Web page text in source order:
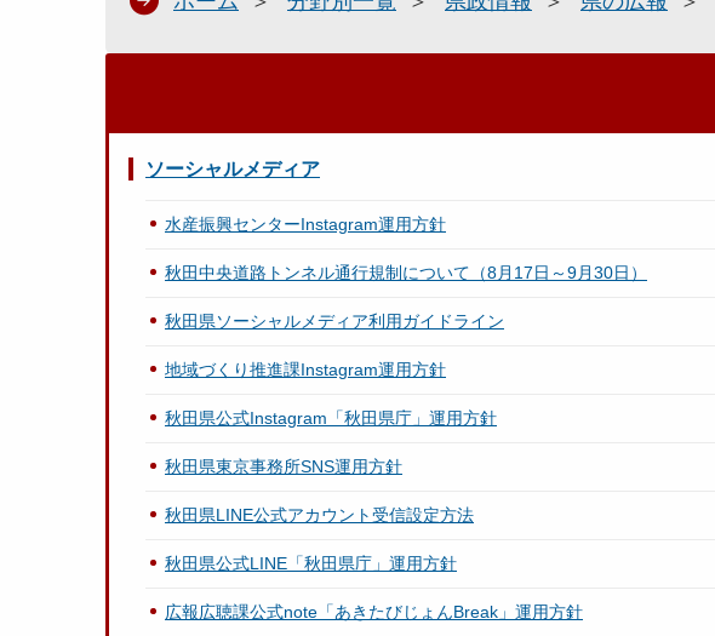
ソーシャルメディア
水産振興センターInstagram運用方針
秋田中央道路トンネル通行規制について（8月17日～9月30日）
秋田県ソーシャルメディア利用ガイドライン
地域づくり推進課Instagram運用方針
秋田県公式Instagram「秋田県庁」運用方針
秋田県東京事務所SNS運用方針
秋田県LINE公式アカウント受信設定方法
秋田県公式LINE「秋田県庁」運用方針
広報広聴課公式note「あきたびじょんBreak」運用方針